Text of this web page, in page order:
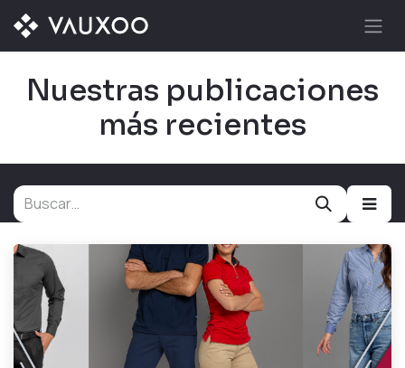
Ir al contenido
Nuestras publicaciones
más recientes